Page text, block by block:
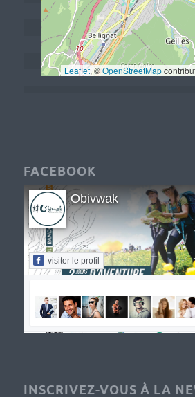
Leaflet, © OpenStreetMap
FACEBOOK
Obivwak
visiter le profil
INSCRIVEZ-VOUS À LA